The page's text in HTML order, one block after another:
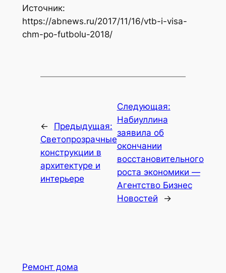
Источник:
https://abnews.ru/2017/11/16/vtb-i-visa-
chm-po-futbolu-2018/
←
Предыдущая:
Светопрозрачные
конструкции в
архитектуре и
интерьере
Следующая:
Набиуллина
заявила об
окончании
восстановительного
роста экономики —
Агентство Бизнес
Новостей
→
Ремонт дома